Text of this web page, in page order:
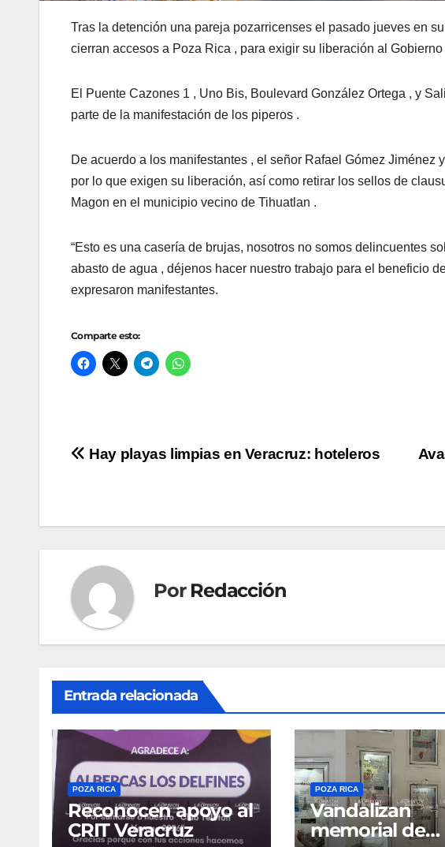
Tras la detención una pareja pozarricenses el pasado jueves en
cierran accesos a Poza Rica , para exigir su liberación al
El Puente Cazones 1 , Uno Bis, Boulevard González Ortega , y
parte de la manifestación de los piperos .
De acuerdo a los manifestantes , el señor Rafael Gómez Jiménez
por lo que exigen su liberación, así como retirar los sellos de
Magon en el municipio vecino de Tihuatlan .
“Esto es una casería de brujas, nosotros no somos delincuentes
abasto de agua , déjenos hacer nuestro trabajo para el beneficio
expresaron manifestantes.
Comparte esto:
Navegación
entradas
Hay playas limpias en Veracruz: hoteleros
Por Redacción
Entrada relacionada
POZA RICA
Reconocen apoyo al
CRIT Veracruz
POZA RICA
Vandalizan
memorial de